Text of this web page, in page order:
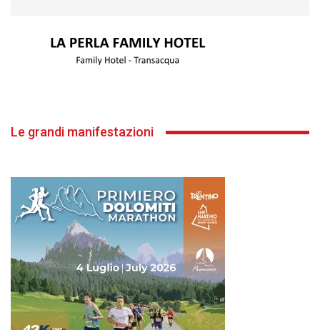
Le grandi manifestazioni